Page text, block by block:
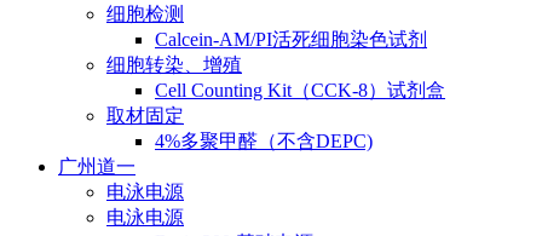
细胞检测
Calcein-AM/PI活死细胞染色试剂
细胞转染、增殖
Cell Counting Kit（CCK-8）试剂盒
取材固定
4%多聚甲醛（不含DEPC)
广州道一
电泳电源
电泳电源